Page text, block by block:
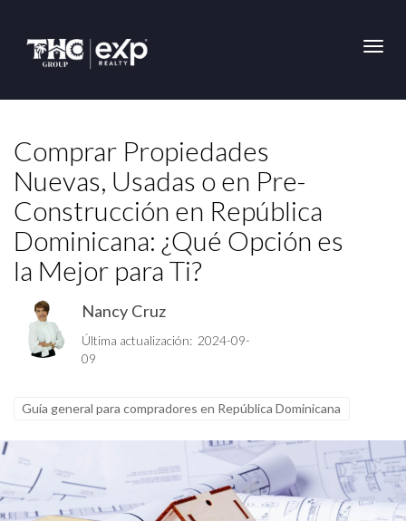
Comprar Propiedades
Nuevas, Usadas o en Pre-
Construcción en República
Dominicana: ¿Qué Opción es
la Mejor para Ti?
Nancy Cruz
Última actualización: 2024-09-
09
Guía general para compradores en República Dominicana